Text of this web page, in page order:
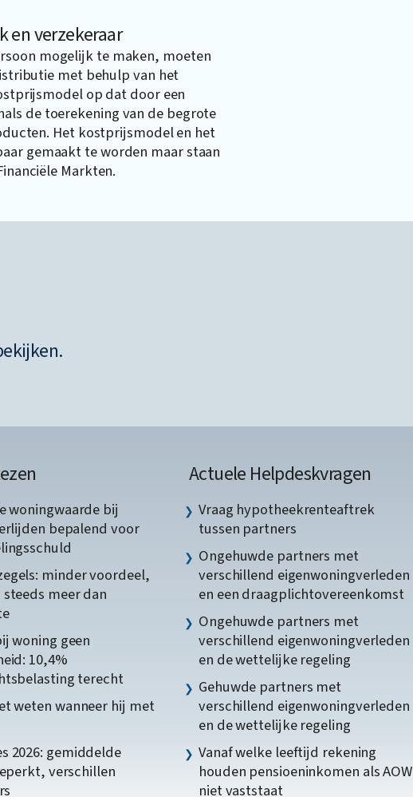
en verzekeraar
mogelijk te maken, moeten
met behulp van het
op dat door een
de toerekening van de begrote
Het kostprijsmodel en het
gemaakt te worden maar staan
Markten.
woningwaarde bij
bepalend voor
minder voordeel,
meer dan
woning geen
10,4%
terecht
weten wanneer hij met
2026: gemiddelde
verschillen
Actuele Helpdeskvragen
Vraag hypotheekrenteaftrek
tussen partners
Ongehuwde partners met
verschillend eigenwoningverleden
en een draagplichtovereenkomst
Ongehuwde partners met
verschillend eigenwoningverleden
en de wettelijke regeling
Gehuwde partners met
verschillend eigenwoningverleden
en de wettelijke regeling
Vanaf welke leeftijd rekening
houden pensioeninkomen als AOW
niet vaststaat